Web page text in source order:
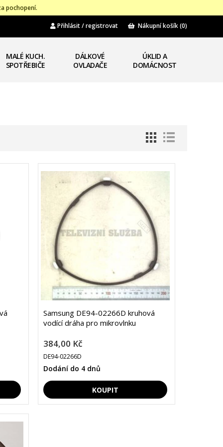
pochopení.
Přihlásit / registrovat Nákupní košík(0)
MALÉ KUCH.
SPOTŘEBIČE
DÁLKOVÉ
OVLADAČE
ÚKLID A
DOMÁCNOST
Samsung DE94-02266D kruhová
vodící dráha pro mikrovlnku
384,00 Kč
DE94-02266D
Dodání do 4 dnů